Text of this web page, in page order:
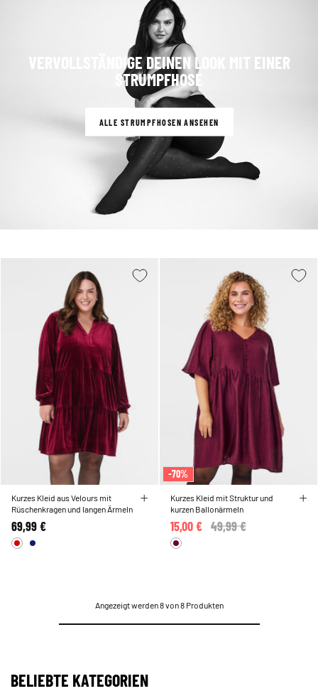
VERVOLLSTÄNDIGE DEINEN LOOK MIT EINER
STRUMPFHOSE
ALLE STRUMPFHOSEN ANSEHEN
Kurzes Kleid aus Velours mit
Rüschenkragen und langen Ärmeln
69,99 €
-70%
Kurzes Kleid mit Struktur und
kurzen Ballonärmeln
Price reduced from
49,99 €
15,00 €
Angezeigt werden 8 von 8 Produkten
BELIEBTE KATEGORIEN